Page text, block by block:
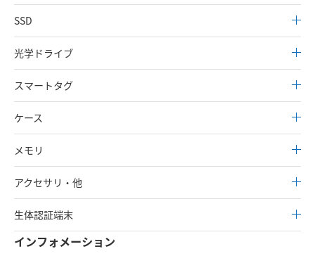
SSD
光学ドライブ
スマートタグ
ケース
メモリ
アクセサリ・他
生体認証端末
インフォメーション